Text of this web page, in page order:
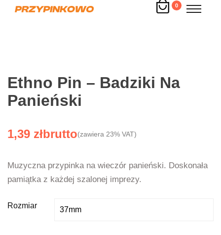
0
Ethno Pin – Badziki Na
Panieński
1,39 zł (zawiera 23% VAT)
Muzyczna przypinka na wieczór panieński. Doskonała
pamiątka z każdej szalonej imprezy.
Rozmiar